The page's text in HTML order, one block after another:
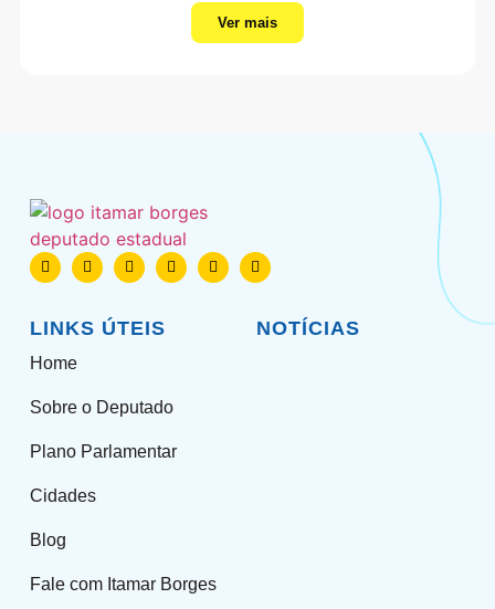
Ver mais
LINKS ÚTEIS
Home
Sobre o Deputado
Plano Parlamentar
Cidades
Blog
Fale com Itamar Borges
NOTÍCIAS